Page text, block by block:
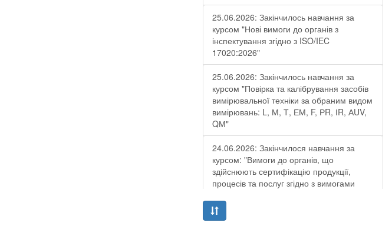
25.06.2026: Закінчилось навчання за
курсом "Нові вимоги до органів з
інспектування згідно з ISO/IEC
17020:2026"
25.06.2026: Закінчилось навчання за
курсом "Повірка та калібрування засобів
вимірювальної техніки за обраним видом
вимірювань: L, М, Т, ЕМ, F, РR, ІR, АUV,
QМ"
24.06.2026: Закінчилося навчання за
курсом: "Вимоги до органів, що
здійснюють сертифікацію продукції,
процесів та послуг згідно з вимогами
19.06.2026: Закінчилося навчання за